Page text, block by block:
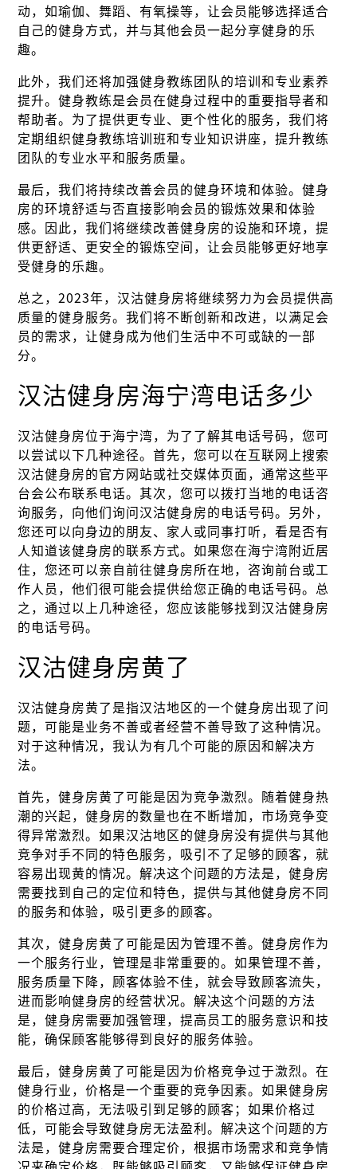
动，如瑜伽、舞蹈、有氧操等，让会员能够选择适合
自己的健身方式，并与其他会员一起分享健身的乐
趣。
此外，我们还将加强健身教练团队的培训和专业素养
提升。健身教练是会员在健身过程中的重要指导者和
帮助者。为了提供更专业、更个性化的服务，我们将
定期组织健身教练培训班和专业知识讲座，提升教练
团队的专业水平和服务质量。
最后，我们将持续改善会员的健身环境和体验。健身
房的环境舒适与否直接影响会员的锻炼效果和体验
感。因此，我们将继续改善健身房的设施和环境，提
供更舒适、更安全的锻炼空间，让会员能够更好地享
受健身的乐趣。
总之，2023年，汉沽健身房将继续努力为会员提供高
质量的健身服务。我们将不断创新和改进，以满足会
员的需求，让健身成为他们生活中不可或缺的一部
分。
汉沽健身房海宁湾电话多少
汉沽健身房位于海宁湾，为了了解其电话号码，您可
以尝试以下几种途径。首先，您可以在互联网上搜索
汉沽健身房的官方网站或社交媒体页面，通常这些平
台会公布联系电话。其次，您可以拨打当地的电话咨
询服务，向他们询问汉沽健身房的电话号码。另外，
您还可以向身边的朋友、家人或同事打听，看是否有
人知道该健身房的联系方式。如果您在海宁湾附近居
住，您还可以亲自前往健身房所在地，咨询前台或工
作人员，他们很可能会提供给您正确的电话号码。总
之，通过以上几种途径，您应该能够找到汉沽健身房
的电话号码。
汉沽健身房黄了
汉沽健身房黄了是指汉沽地区的一个健身房出现了问
题，可能是业务不善或者经营不善导致了这种情况。
对于这种情况，我认为有几个可能的原因和解决方
法。
首先，健身房黄了可能是因为竞争激烈。随着健身热
潮的兴起，健身房的数量也在不断增加，市场竞争变
得异常激烈。如果汉沽地区的健身房没有提供与其他
竞争对手不同的特色服务，吸引不了足够的顾客，就
容易出现黄的情况。解决这个问题的方法是，健身房
需要找到自己的定位和特色，提供与其他健身房不同
的服务和体验，吸引更多的顾客。
其次，健身房黄了可能是因为管理不善。健身房作为
一个服务行业，管理是非常重要的。如果管理不善，
服务质量下降，顾客体验不佳，就会导致顾客流失，
进而影响健身房的经营状况。解决这个问题的方法
是，健身房需要加强管理，提高员工的服务意识和技
能，确保顾客能够得到良好的服务体验。
最后，健身房黄了可能是因为价格竞争过于激烈。在
健身行业，价格是一个重要的竞争因素。如果健身房
的价格过高，无法吸引到足够的顾客；如果价格过
低，可能会导致健身房无法盈利。解决这个问题的方
法是，健身房需要合理定价，根据市场需求和竞争情